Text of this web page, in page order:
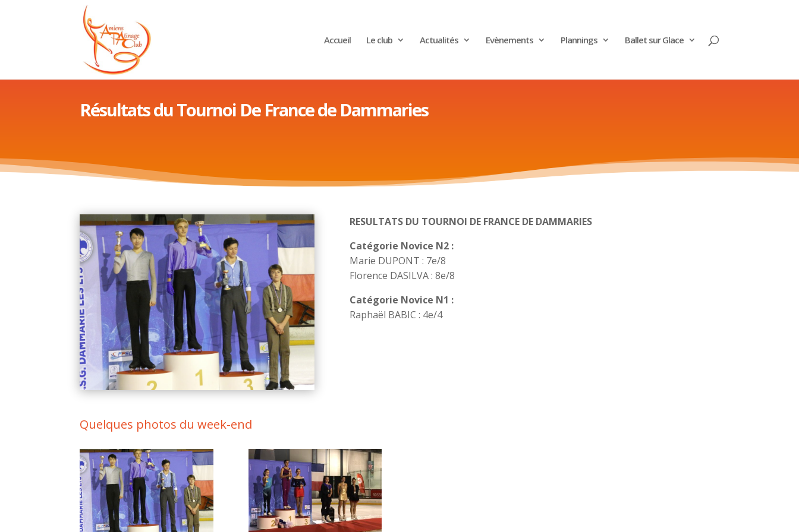
Accueil Le club Actualités Evènements Plannings Ballet sur Glace
Résultats du Tournoi De France de Dammaries
RESULTATS DU TOURNOI DE FRANCE DE DAMMARIES
Catégorie Novice N2 :
Marie DUPONT : 7e/8
Florence DASILVA : 8e/8
Catégorie Novice N1 :
Raphaël BABIC : 4e/4
Quelques photos du week-end